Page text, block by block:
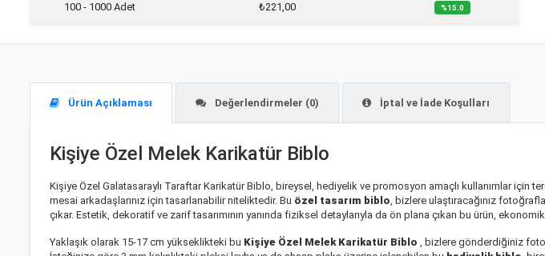
100 - 1000 Adet ₺221,00 %15.0
Ürün Açıklaması Değerlendirmeler (0) İptal ve İade Koşulları
Kişiye Özel Melek Karikatür Biblo
Kişiye Özel Galatasaraylı Taraftar Karikatür Biblo, bireysel, hediyelik ve promosyon amaçlı kullanımlar
mesai arkadaşlarınız için tasarlanabilir niteliktedir. Bu özel tasarım biblo, bizlere ulaştıracağınız
çıkar. Estetik, dekoratif ve zarif tasarımının yanında fiziksel detaylarıyla da ön plana çıkan bu ürün,
Yaklaşık olarak 15-17 cm yükseklikteki bu Kişiye Özel Melek Karikatür Biblo , bizlere gönderdiğiniz